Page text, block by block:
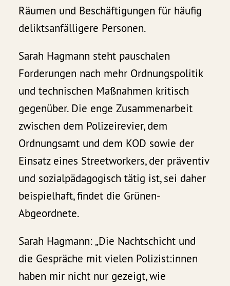
Räumen und Beschäftigungen für häufig
deliktsanfälligere Personen.
Sarah Hagmann steht pauschalen
Forderungen nach mehr Ordnungspolitik
und technischen Maßnahmen kritisch
gegenüber. Die enge Zusammenarbeit
zwischen dem Polizeirevier, dem
Ordnungsamt und dem KOD sowie der
Einsatz eines Streetworkers, der präventiv
und sozialpädagogisch tätig ist, sei daher
beispielhaft, findet die Grünen-
Abgeordnete.
Sarah Hagmann: „Die Nachtschicht und
die Gespräche mit vielen Polizist:innen
haben mir nicht nur gezeigt, wie